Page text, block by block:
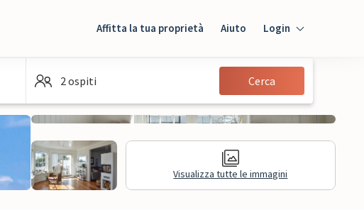
Affitta la tua proprietà Aiuto Login
Ospiti
2 ospiti Cerca
Visualizza tutte le immagini